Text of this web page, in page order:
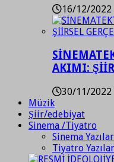
16/12/2022
AKIMI:
30/11/2022
Müzik
Şiir/edebiyat
Sinema /Tiyatro
Sinema
Tiyatro